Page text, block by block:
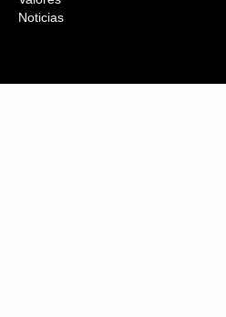
Noticias